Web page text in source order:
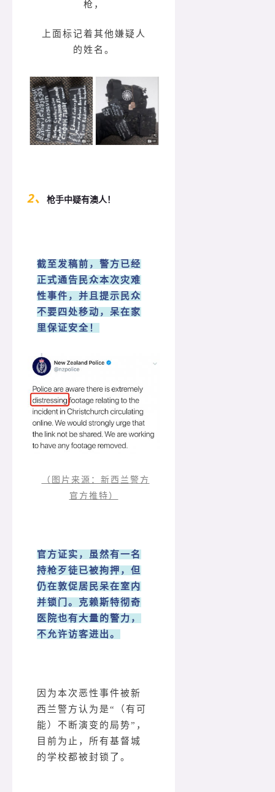
枪，
上面标记着其他嫌疑人
的姓名。
2、 枪手中疑有澳人！
截至发稿前，警方已经
正式通告民众本次灾难
性事件，并且提示民众
不要四处移动，呆在家
里保证安全！
（图片来源：新西兰警方
官方推特）
官方证实，虽然有一名
持枪歹徒已被拘押，但
仍在敦促居民呆在室内
并锁门。克赖斯特彻奇
医院也有大量的警力，
不允许访客进出。
因为本次恶性事件被新
西兰警方认为是“（有可
能）不断演变的局势”，
目前为止，所有基督城
的学校都被封锁了。